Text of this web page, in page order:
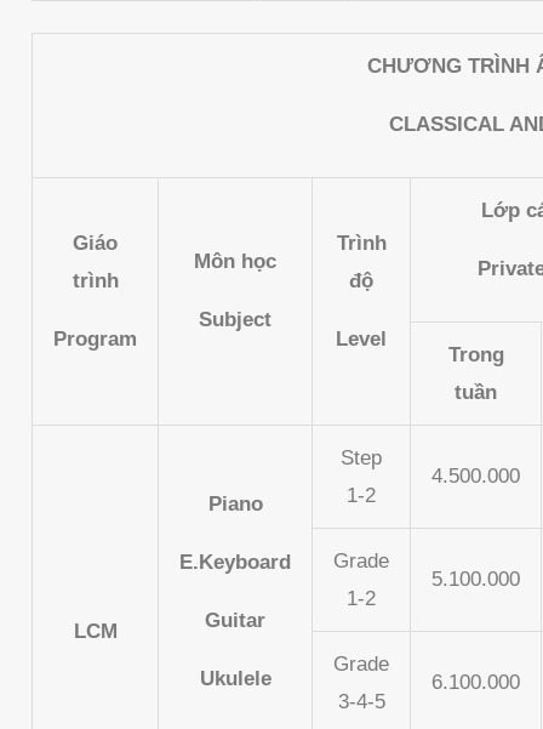
CHƯƠNG TRÌNH
CLASSICAL
Giáo
trình
Program
Môn học
Subject
Trình
độ
Level
Lớp
Trong
tuần
LCM
Piano
E.Keyboard
Guitar
Ukulele
Step
1-2
4.500.000
Grade
1-2
5.100.000
Grade
3-4-5
6.100.000